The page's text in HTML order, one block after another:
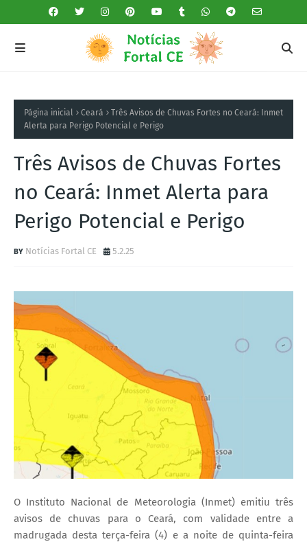
Página inicial Ceará
Três Avisos de Chuvas Fortes no Ceará: Inmet
Alerta para Perigo Potencial e Perigo
Três Avisos de Chuvas Fortes
no Ceará: Inmet Alerta para
Perigo Potencial e Perigo
Notícias Fortal CE 5.2.25
O Instituto Nacional de Meteorologia (Inmet) emitiu três
avisos de chuvas para o Ceará, com validade entre a
madrugada desta terça-feira (4) e a noite de quinta-feira